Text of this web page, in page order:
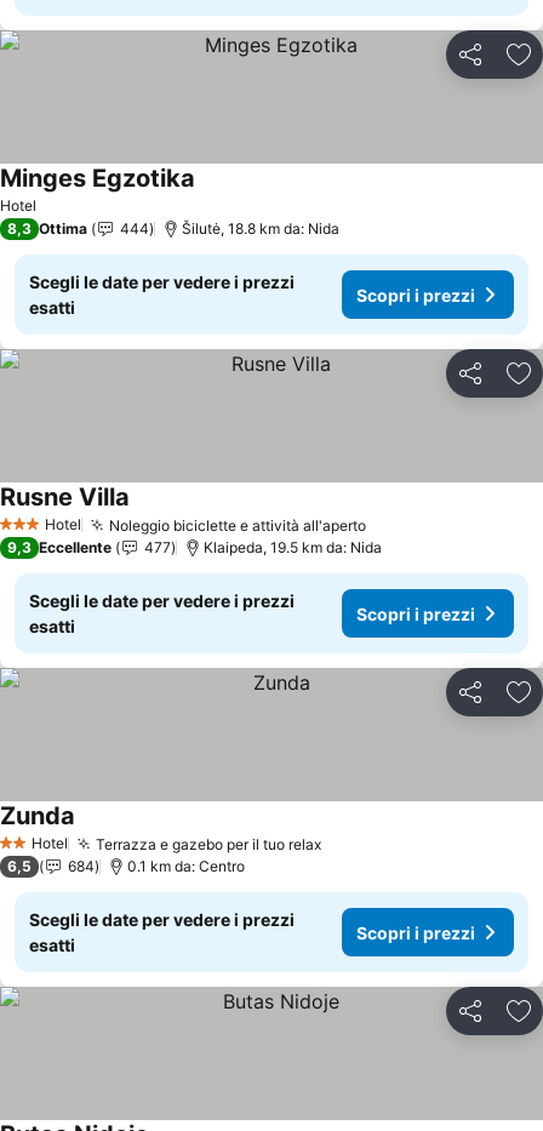
Condividi
Hotel
Minges Egzotika
8,3 Ottima 444 Šilutė, 18.8 km da: Nida
Scegli le date per vedere i prezzi
esatti
Scopri i prezzi
Condividi
3 StelleHotel Noleggio biciclette e attività all'apertoScopri i prezzi
Rusne Villa
9,3 Eccellente 477 Klaipeda, 19.5 km da: Nida
Scegli le date per vedere i prezzi
esatti
Scopri i prezzi
Condividi
2 StelleHotel Terrazza e gazebo per il tuo relaxScopri i prezzi
Zunda
6,5 684 0.1 km da: Centro
Scegli le date per vedere i prezzi
esatti
Scopri i prezzi
Condividi